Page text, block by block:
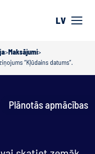
LV
>Maksājumi>
“Kļūdains datums”.
Plānotās apmācības